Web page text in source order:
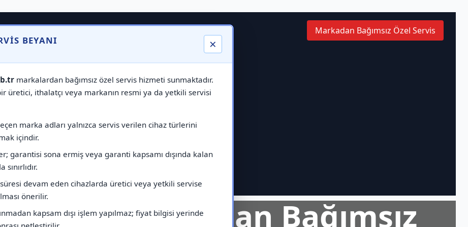
BEYANI ×
markalardan bağımsız özel servis hizmeti sunmaktadır.
üretici, ithalatçı veya markanın resmi ya da yetkili servisi
marka adları yalnızca servis verilen cihaz türlerini
içindir.
garantisi sona ermiş veya garanti kapsamı dışında kalan
sınırlıdır.
devam eden cihazlarda üretici veya yetkili servise
önerilir.
kapsam dışı işlem yapılmaz; fiyat bilgisi yerinde
Markadan Bağımsız Özel Servis
Markadan Bağımsız